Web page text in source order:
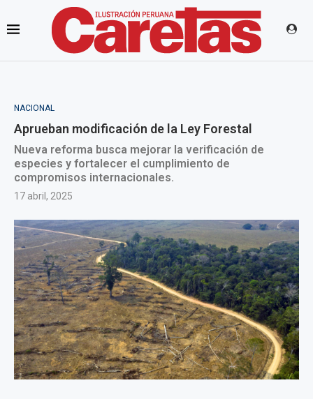
NACIONAL
Aprueban modificación de la Ley Forestal
Nueva reforma busca mejorar la verificación de
especies y fortalecer el cumplimiento de
compromisos internacionales.
17 abril, 2025